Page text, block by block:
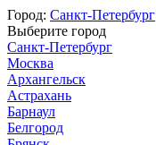
Город: Санкт-Петербург
Выберите город
Санкт-Петербург
Москва
Архангельск
Астрахань
Барнаул
Белгород